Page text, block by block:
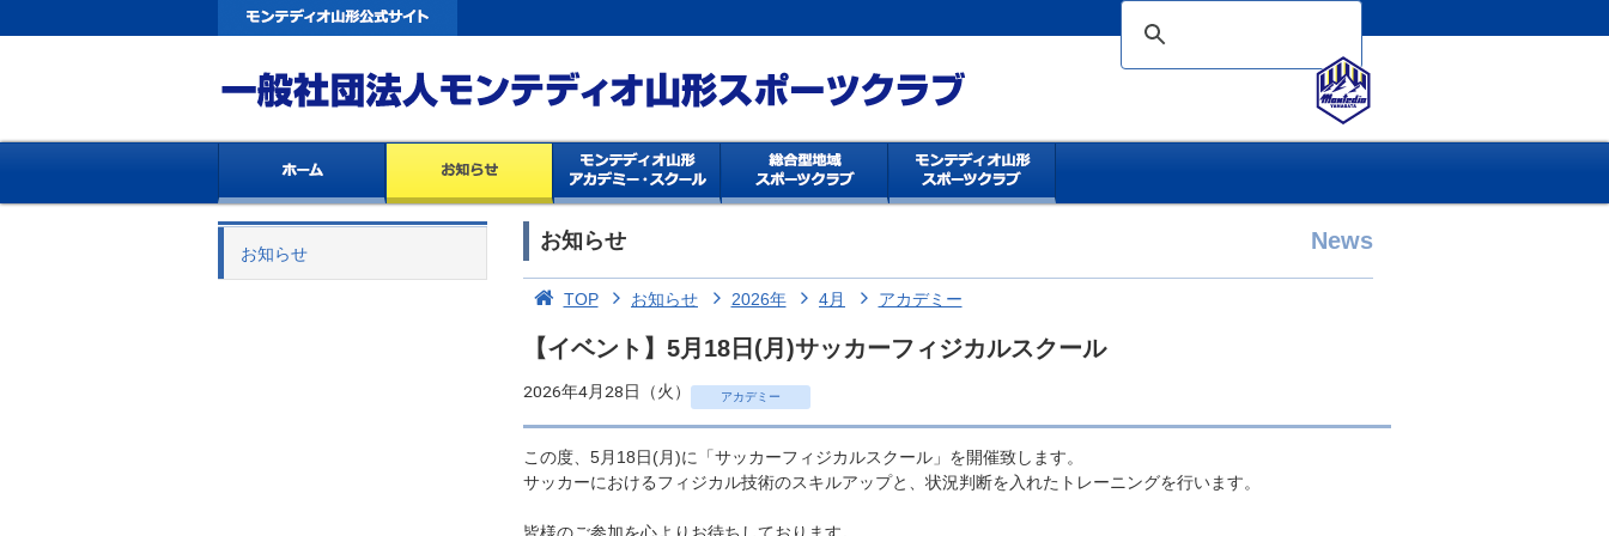
お知らせ
お知らせ News
TOP お知らせ 2026年 4月 アカデミー
【イベント】5月18日(月)サッカーフィジカルスクール
2026年4月28日（火） アカデミー
この度、5月18日(月)に「サッカーフィジカルスクール」を開催致します。
サッカーにおけるフィジカル技術のスキルアップと、状況判断を入れたトレーニングを行います。